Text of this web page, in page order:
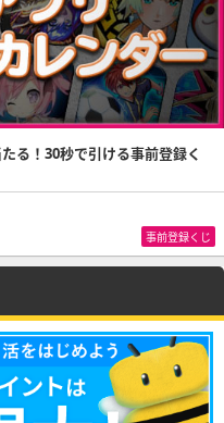
る！30秒で引ける事前登録く
事前登録くじ